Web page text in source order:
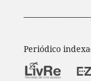
Periódico